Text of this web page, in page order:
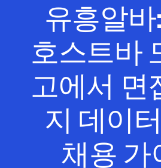
유흥알
호스트바
고에서 면
지 데이
채용 가